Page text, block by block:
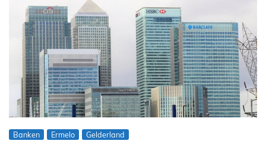
Banken Ermelo Gelderland